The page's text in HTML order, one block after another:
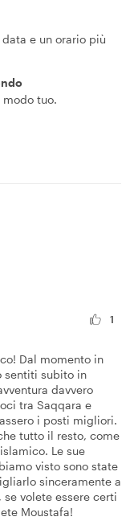
e un orario più
tuo.
1
Dal momento in
sentiti subito in
davvero
tra Saqqara e
i posti migliori.
tutto il resto, come
Le sue
visto sono state
sinceramente a
volete essere certi
Moustafa!